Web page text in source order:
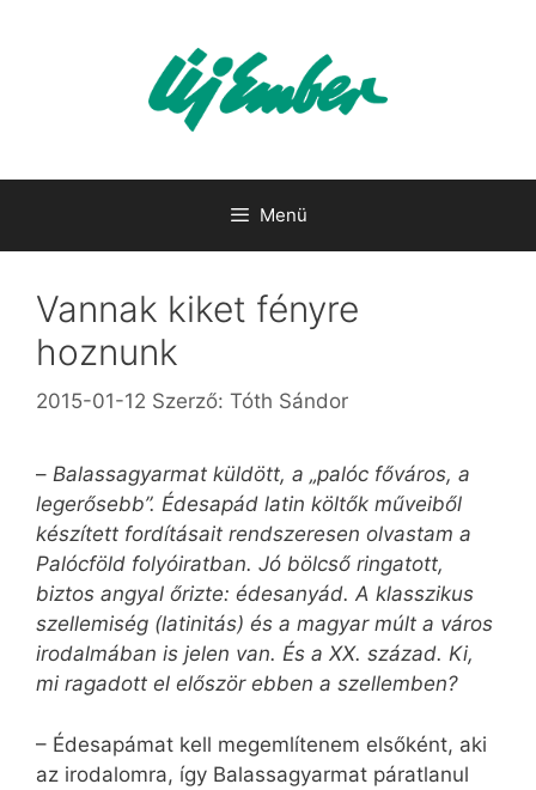
Menü
Vannak kiket fényre
hoznunk
2015-01-12 Szerző: Tóth Sándor
– Balassagyarmat küldött, a „palóc főváros, a
legerősebb”. Édesapád latin költők műveiből
készített fordításait rendszeresen olvastam a
Palócföld folyóiratban. Jó bölcső ringatott,
biztos angyal őrizte: édesanyád. A klasszikus
szellemiség (latinitás) és a magyar múlt a város
irodalmában is jelen van. És a XX. század. Ki,
mi ragadott el először ebben a szellemben?
– Édesapámat kell megemlítenem elsőként, aki
az irodalomra, így Balassagyarmat páratlanul